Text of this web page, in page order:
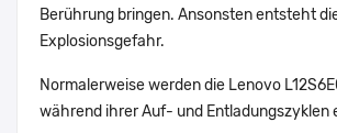
Berührung bringen. Ansonsten entsteht
Explosionsgefahr.
Normalerweise werden die Lenovo
während ihrer Auf- und Entladungszyklen